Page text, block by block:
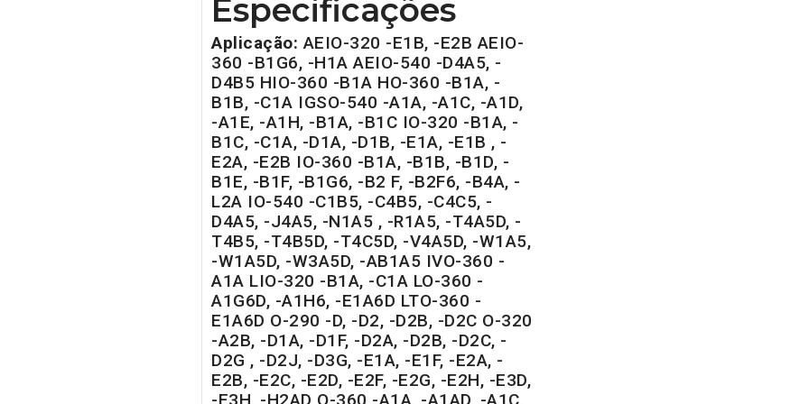
Especificações
Aplicação:AEIO-320 -E1B, -E2B AEIO-
360 -B1G6, -H1A AEIO-540 -D4A5, -
D4B5 HIO-360 -B1A HO-360 -B1A, -
B1B, -C1A IGSO-540 -A1A, -A1C, -A1D,
-A1E, -A1H, -B1A, -B1C IO-320 -B1A, -
B1C, -C1A, -D1A, -D1B, -E1A, -E1B , -
E2A, -E2B IO-360 -B1A, -B1B, -B1D, -
B1E, -B1F, -B1G6, -B2 F, -B2F6, -B4A, -
L2A IO-540 -C1B5, -C4B5, -C4C5, -
D4A5, -J4A5, -N1A5 , -R1A5, -T4A5D, -
T4B5, -T4B5D, -T4C5D, -V4A5D, -W1A5,
-W1A5D, -W3A5D, -AB1A5 IVO-360 -
A1A LIO-320 -B1A, -C1A LO-360 -
A1G6D, -A1H6, -E1A6D LTO-360 -
E1A6D O-290 -D, -D2, -D2B, -D2C O-320
-A2B, -D1A, -D1F, -D2A, -D2B, -D2C, -
D2G , -D2J, -D3G, -E1A, -E1F, -E2A, -
E2B, -E2C, -E2D, -E2F, -E2G, -E2H, -E3D,